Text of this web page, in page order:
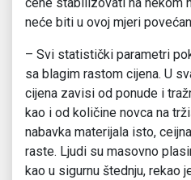
cene stabilizovati na nekom
neće biti u ovoj mjeri
– Svi statistički parametri
sa blagim rastom cijena. U
cijena zavisi od ponude i
kao i od količine novca na
nabavka materijala isto,
raste. Ljudi su masovno
kao u sigurnu štednju, rekao